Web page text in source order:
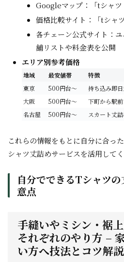
Googleマップ：「tシャツ
価格比較サイト：「tシャ
各チェーン公式サイト：
舗リストや料金表を公開
エリア別参考価格
地域 最安値帯
特徴
東京
500円台～
持ち込み即
大阪
500円台～
下町から駅
名古屋
500円台～ スカート丈
これらの情報をもとに自分に合っ
シャツ丈詰めサービスを活用してく
自分でできるTシャツ
意点
手縫いやミシン・裾
それぞれのやり方 –
い方へ技法とコツ解説